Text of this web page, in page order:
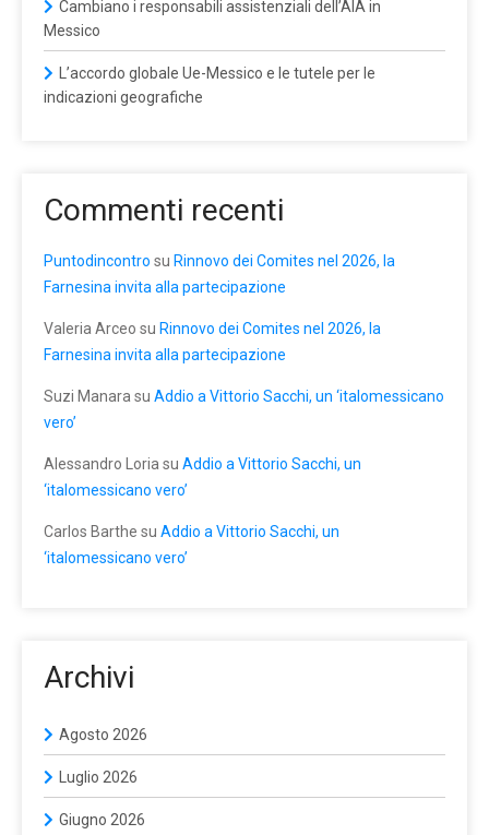
Cambiano i responsabili assistenziali dell’AIA in
Messico
L’accordo globale Ue-Messico e le tutele per le
indicazioni geografiche
Commenti recenti
Puntodincontro su Rinnovo dei Comites nel 2026, la
Farnesina invita alla partecipazione
Valeria Arceo su Rinnovo dei Comites nel 2026, la
Farnesina invita alla partecipazione
Suzi Manara su Addio a Vittorio Sacchi, un ‘italomessicano
vero’
Alessandro Loria su Addio a Vittorio Sacchi, un
‘italomessicano vero’
Carlos Barthe su Addio a Vittorio Sacchi, un
‘italomessicano vero’
Archivi
Agosto 2026
Luglio 2026
Giugno 2026